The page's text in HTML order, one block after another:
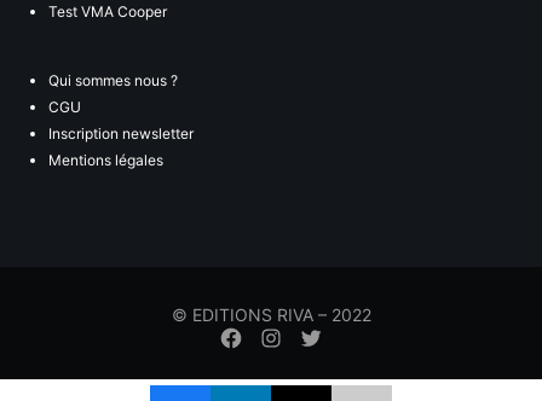
Test VMA Cooper
Qui sommes nous ?
CGU
Inscription newsletter
Mentions légales
© EDITIONS RIVA – 2022
Élément
menude
de